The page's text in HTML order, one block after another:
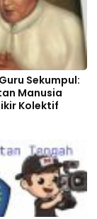
Sekumpul:
Manusia
Kolektif